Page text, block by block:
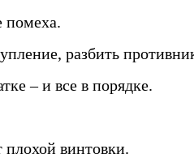
помеха.
разбить
– и все в порядке.
плохой винтовки.